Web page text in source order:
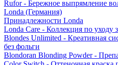
Rufor - Бережное выпрямление
Londa (Германия)
Принадлежности Londa
Londa Care - Коллекция по уходу
Blondes Unlimited - Креативная
без фольги
Blondoran Blonding Powder -